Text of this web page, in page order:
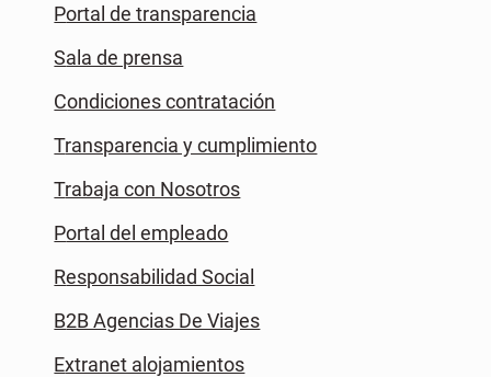
Portal de transparencia
Sala de prensa
Condiciones contratación
Transparencia y cumplimiento
Trabaja con Nosotros
Portal del empleado
Responsabilidad Social
B2B Agencias De Viajes
Extranet alojamientos